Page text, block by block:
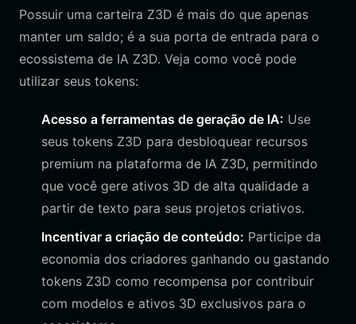
Possuir uma carteira Z3D é mais do que apenas
manter um saldo; é a sua porta de entrada para o
ecossistema de IA Z3D. Veja como você pode
utilizar seus tokens:
Acesso a ferramentas de geração de IA: Use
seus tokens Z3D para desbloquear recursos
premium na plataforma de IA Z3D, permitindo
que você gere ativos 3D de alta qualidade a
partir de texto para seus projetos criativos.
Incentivar a criação de conteúdo: Participe da
economia dos criadores ganhando ou gastando
tokens Z3D como recompensa por contribuir
com modelos e ativos 3D exclusivos para o